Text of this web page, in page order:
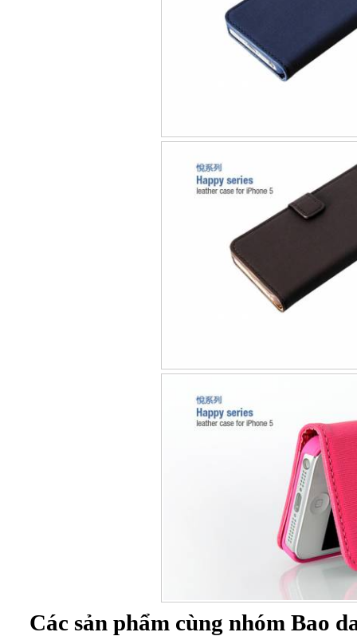
Các sản phẩm cùng nhóm Bao